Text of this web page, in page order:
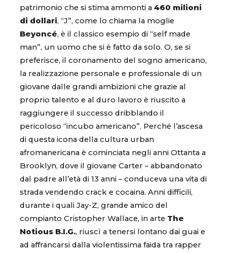
patrimonio che si stima ammonti a 460 milioni
di dollari, “J”, come lo chiama la moglie
Beyoncé, è il classico esempio di “self made
man”, un uomo che si è fatto da solo. O, se si
preferisce, il coronamento del sogno americano,
la realizzazione personale e professionale di un
giovane dalle grandi ambizioni che grazie al
proprio talento e al duro lavoro è riuscito a
raggiungere il successo dribblando il
pericoloso “incubo americano”. Perché l’ascesa
di questa icona della cultura urban
afromanericana è cominciata negli anni Ottanta a
Brooklyn, dove il giovane Carter – abbandonato
dal padre all’età di 13 anni – conduceva una vita di
strada vendendo crack e cocaina. Anni difficili,
durante i quali Jay-Z, grande amico del
compianto Cristopher Wallace, in arte The
Notious B.I.G., riuscì a tenersi lontano dai guai e
ad affrancarsi dalla violentissima faida tra rapper